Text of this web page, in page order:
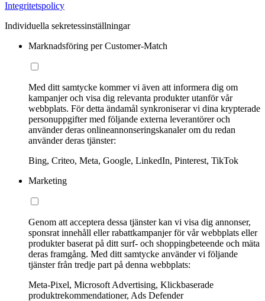
Integritetspolicy
Individuella sekretessinställningar
Marknadsföring per Customer-Match
Med ditt samtycke kommer vi även att informera dig om
kampanjer och visa dig relevanta produkter utanför vår
webbplats. För detta ändamål synkroniserar vi dina krypterade
personuppgifter med följande externa leverantörer och
använder deras onlineannonseringskanaler om du redan
använder deras tjänster:
Bing, Criteo, Meta, Google, LinkedIn, Pinterest, TikTok
Marketing
Genom att acceptera dessa tjänster kan vi visa dig annonser,
sponsrat innehåll eller rabattkampanjer för vår webbplats eller
produkter baserat på ditt surf- och shoppingbeteende och mäta
deras framgång. Med ditt samtycke använder vi följande
tjänster från tredje part på denna webbplats:
Meta-Pixel, Microsoft Advertising, Klickbaserade
produktrekommendationer, Ads Defender